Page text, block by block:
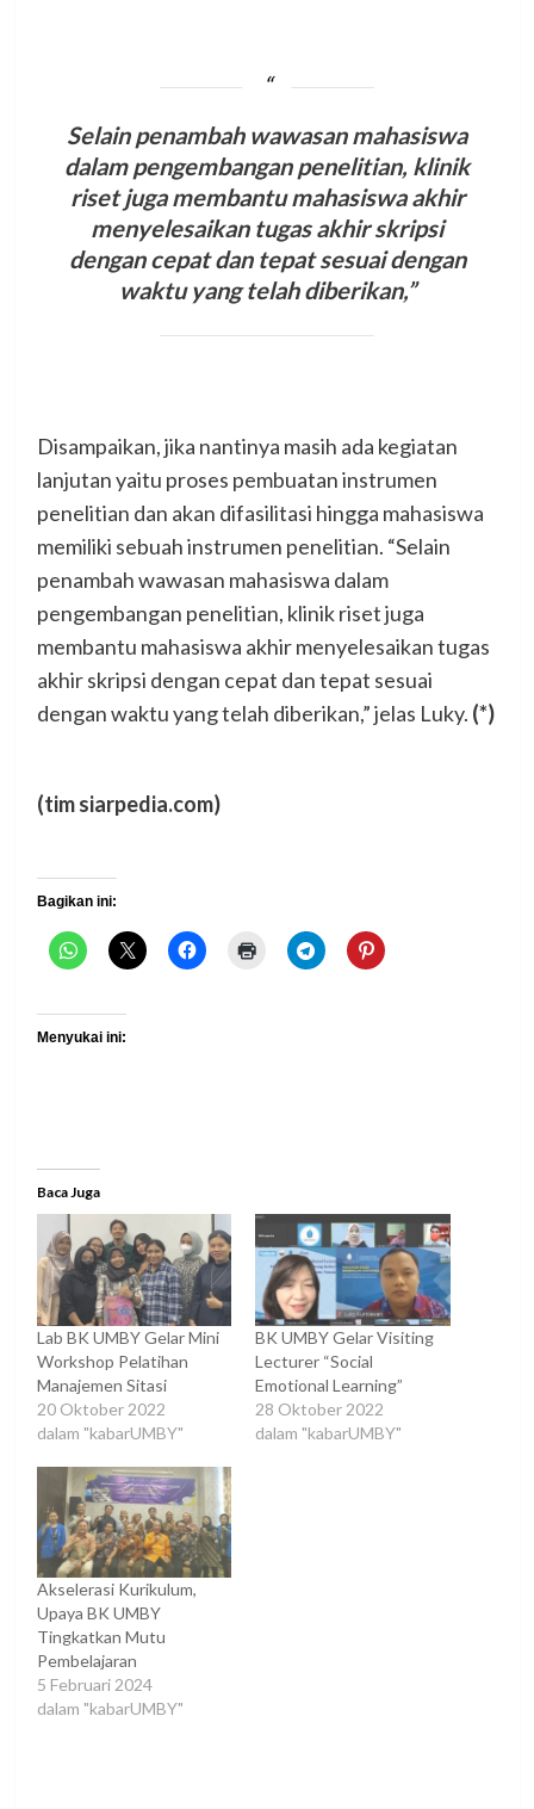
Selain penambah wawasan mahasiswa
dalam pengembangan penelitian, klinik
riset juga membantu mahasiswa akhir
menyelesaikan tugas akhir skripsi
dengan cepat dan tepat sesuai dengan
waktu yang telah diberikan,”
Disampaikan, jika nantinya masih ada kegiatan
lanjutan yaitu proses pembuatan instrumen
penelitian dan akan difasilitasi hingga mahasiswa
memiliki sebuah instrumen penelitian. “Selain
penambah wawasan mahasiswa dalam
pengembangan penelitian, klinik riset juga
membantu mahasiswa akhir menyelesaikan tugas
akhir skripsi dengan cepat dan tepat sesuai
dengan waktu yang telah diberikan,” jelas Luky. (*)
(tim siarpedia.com)
Bagikan ini:
Menyukai ini:
Baca Juga
Lab BK UMBY Gelar Mini
Workshop Pelatihan
Manajemen Sitasi
20 Oktober 2022
dalam "kabarUMBY"
BK UMBY Gelar Visiting
Lecturer “Social
Emotional Learning”
28 Oktober 2022
dalam "kabarUMBY"
Akselerasi Kurikulum,
Upaya BK UMBY
Tingkatkan Mutu
Pembelajaran
5 Februari 2024
dalam "kabarUMBY"